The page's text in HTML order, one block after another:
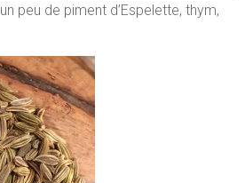
peu de piment d’Espelette, thym,